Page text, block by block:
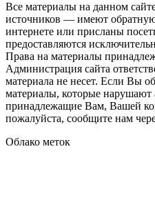
Все материалы на данном
источников — имеют
интернете или присланы
предоставляются
Права на материалы
Администрация сайта
материала не несет. Если Вы
материалы, которые нарушают
принадлежащие Вам, Вашей
пожалуйста, сообщите нам
Облако меток